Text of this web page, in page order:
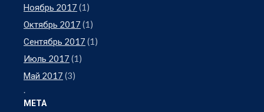
Ноябрь 2017 (1)
Октябрь 2017 (1)
Сентябрь 2017 (1)
Июль 2017 (1)
Май 2017 (3)
.
МЕТА